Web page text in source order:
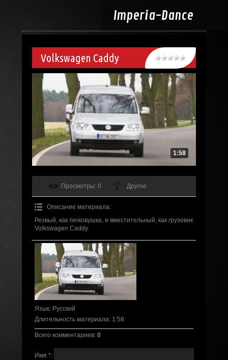
Imperia-Dance
Volkswagen Caddy
1:58
Просмотры: 0 Другое
Описание материала:
Резвый, как легковушка, и вместительный, как грузовик
Volkswagen Caddy.
Язык: Русский
Длительность материала: 1:58
Всего комментариев: 0
Имя *: